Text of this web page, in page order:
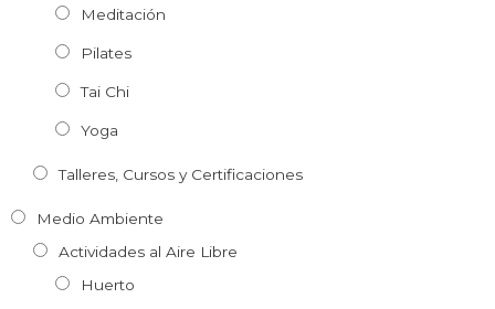
Meditación
Pilates
Tai Chi
Yoga
Talleres, Cursos y Certificaciones
Medio Ambiente
Actividades al Aire Libre
Huerto